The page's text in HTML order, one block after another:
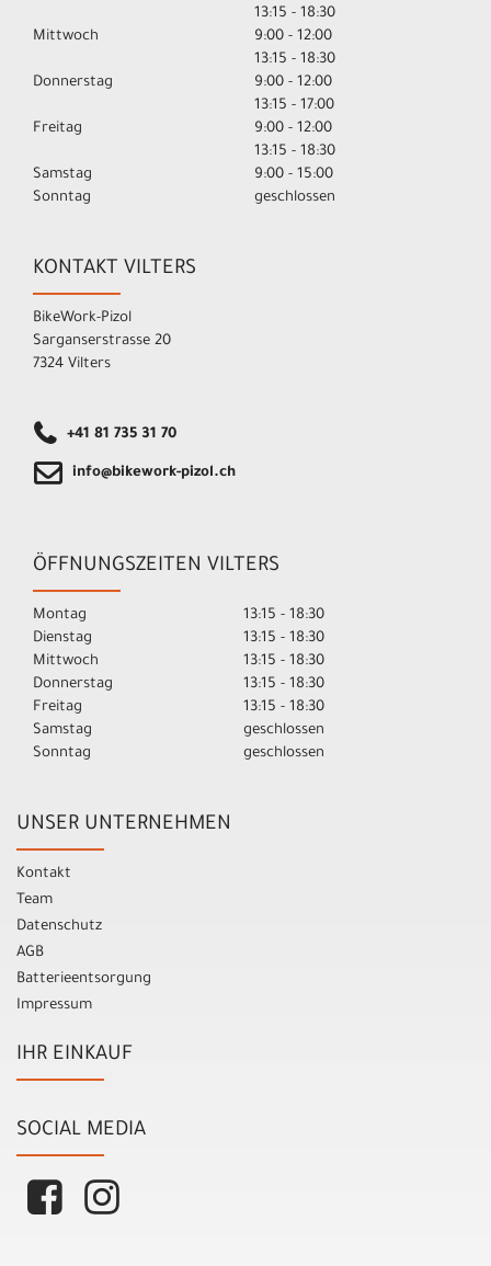
13:15 - 18:30
Mittwoch
9:00 - 12:00
13:15 - 18:30
Donnerstag
9:00 - 12:00
13:15 - 17:00
Freitag
9:00 - 12:00
13:15 - 18:30
Samstag
9:00 - 15:00
Sonntag
geschlossen
KONTAKT VILTERS
BikeWork-Pizol
Sarganserstrasse 20
7324 Vilters
+41 81 735 31 70
info@bikework-pizol.ch
ÖFFNUNGSZEITEN VILTERS
Montag
13:15 - 18:30
Dienstag
13:15 - 18:30
Mittwoch
13:15 - 18:30
Donnerstag
13:15 - 18:30
Freitag
13:15 - 18:30
Samstag
geschlossen
Sonntag
geschlossen
UNSER UNTERNEHMEN
Kontakt
Team
Datenschutz
AGB
Batterieentsorgung
Impressum
IHR EINKAUF
SOCIAL MEDIA